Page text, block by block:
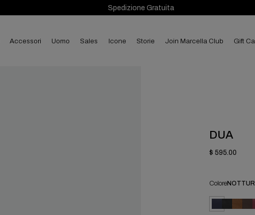
Spedizione Gratuita
accessori uomo sales Icone Storie Join Marcella Club Gift
DUA
$ 595.00
Colore